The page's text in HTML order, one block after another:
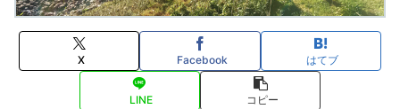
X Facebook はてブ
LINE コピー